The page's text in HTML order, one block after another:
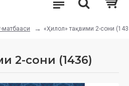
матбааси «Ҳилол» тақвими 2-сони
2-сони (1436)